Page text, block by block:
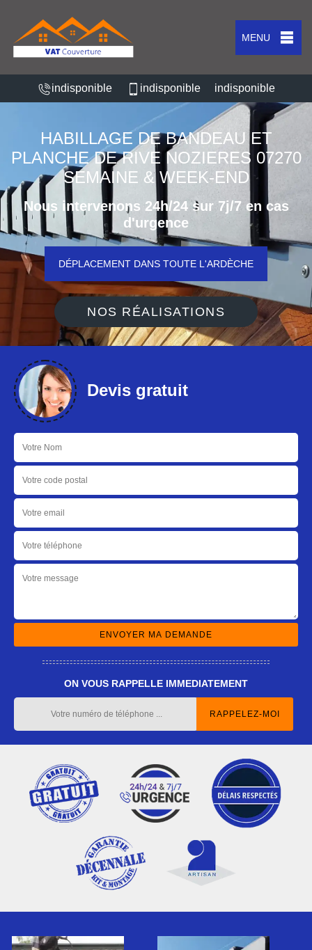
MENU
indisponible indisponible indisponible
HABILLAGE DE BANDEAU ET
PLANCHE DE RIVE NOZIERES 07270
SEMAINE & WEEK-END
Nous intervenons 24h/24 sur 7j/7 en cas
d'urgence
DÉPLACEMENT DANS TOUTE L'ARDÈCHE
NOS RÉALISATIONS
Devis gratuit
ON VOUS RAPPELLE IMMEDIATEMENT